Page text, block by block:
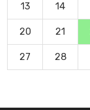
13 14
20 21
27 28